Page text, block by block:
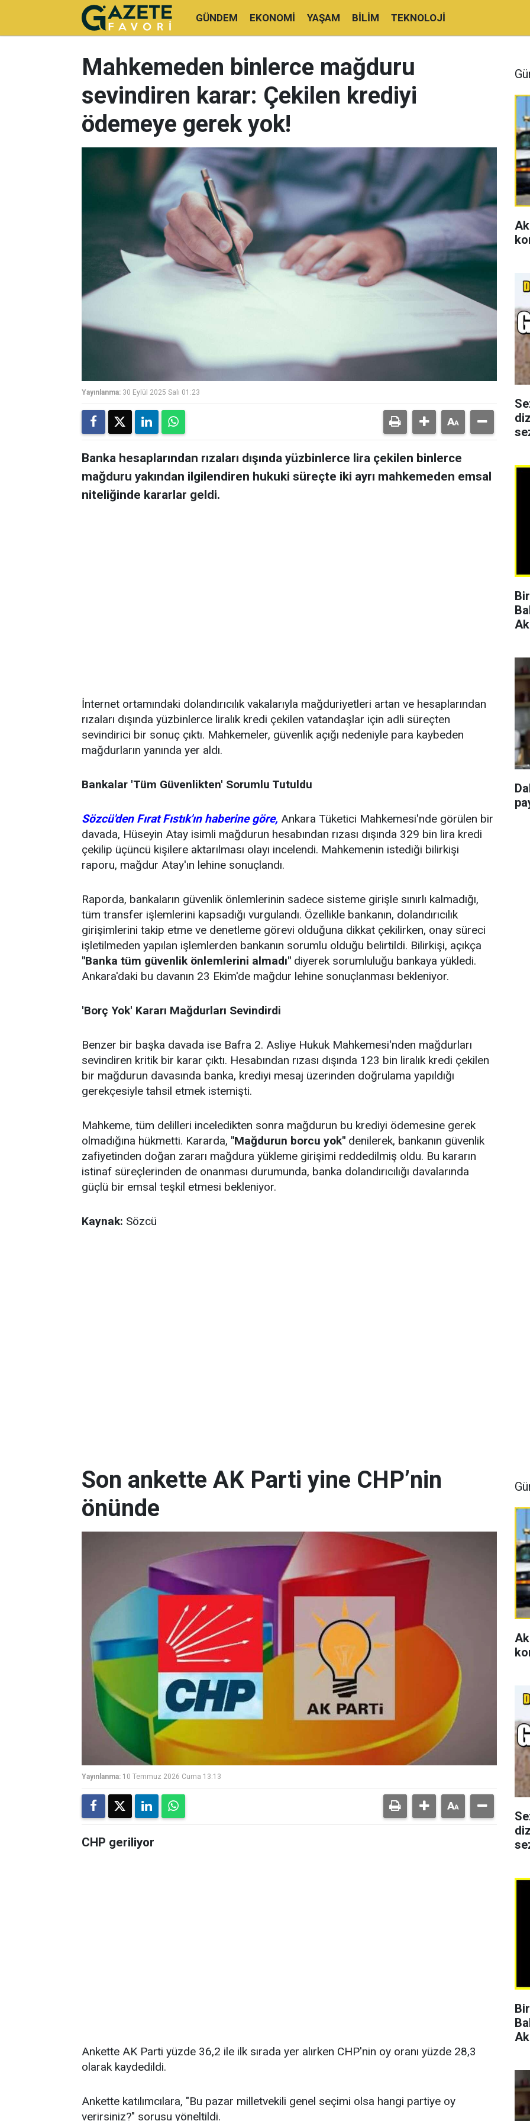
GÜNDEM EKONOMI YAŞAM BILIM TEKNOLOJI
Mahkemeden binlerce mağduru
sevindiren karar: Çekilen krediyi
ödemeye gerek yok!
Yayınlanma: 30 Eylül 2025 Salı 01:23
Banka hesaplarından rızaları dışında yüzbinlerce lira çekilen binlerce
mağduru yakından ilgilendiren hukuki süreçte iki ayrı mahkemeden emsal
niteliğinde kararlar geldi.
İnternet ortamındaki dolandırıcılık vakalarıyla mağduriyetleri artan ve hesaplarından
rızaları dışında yüzbinlerce liralık kredi çekilen vatandaşlar için adli süreçten
sevindirici bir sonuç çıktı. Mahkemeler, güvenlik açığı nedeniyle para kaybeden
mağdurların yanında yer aldı.
Bankalar 'Tüm Güvenlikten' Sorumlu Tutuldu
Sözcü'den Fırat Fıstık'ın haberine göre, Ankara Tüketici Mahkemesi'nde görülen bir
davada, Hüseyin Atay isimli mağdurun hesabından rızası dışında 329 bin lira kredi
çekilip üçüncü kişilere aktarılması olayı incelendi. Mahkemenin istediği bilirkişi
raporu, mağdur Atay'ın lehine sonuçlandı.
Raporda, bankaların güvenlik önlemlerinin sadece sisteme girişle sınırlı kalmadığı,
tüm transfer işlemlerini kapsadığı vurgulandı. Özellikle bankanın, dolandırıcılık
girişimlerini takip etme ve denetleme görevi olduğuna dikkat çekilirken, onay süreci
işletilmeden yapılan işlemlerden bankanın sorumlu olduğu belirtildi. Bilirkişi, açıkça
"Banka tüm güvenlik önlemlerini almadı" diyerek sorumluluğu bankaya yükledi.
Ankara'daki bu davanın 23 Ekim'de mağdur lehine sonuçlanması bekleniyor.
'Borç Yok' Kararı Mağdurları Sevindirdi
Benzer bir başka davada ise Bafra 2. Asliye Hukuk Mahkemesi'nden mağdurları
sevindiren kritik bir karar çıktı. Hesabından rızası dışında 123 bin liralık kredi çekilen
bir mağdurun davasında banka, krediyi mesaj üzerinden doğrulama yapıldığı
gerekçesiyle tahsil etmek istemişti.
Mahkeme, tüm delilleri inceledikten sonra mağdurun bu krediyi ödemesine gerek
olmadığına hükmetti. Kararda, "Mağdurun borcu yok" denilerek, bankanın güvenlik
zafiyetinden doğan zararı mağdura yükleme girişimi reddedilmiş oldu. Bu kararın
istinaf süreçlerinden de onanması durumunda, banka dolandırıcılığı davalarında
güçlü bir emsal teşkil etmesi bekleniyor.
Kaynak: Sözcü
Son ankette AK Parti yine CHP’nin
önünde
Yayınlanma: 10 Temmuz 2026 Cuma 13:13
CHP geriliyor
Ankette AK Parti yüzde 36,2 ile ilk sırada yer alırken CHP'nin oy oranı yüzde 28,3
olarak kaydedildi.
Ankette katılımcılara, "Bu pazar milletvekili genel seçimi olsa hangi partiye oy
verirsiniz?" sorusu yöneltildi.